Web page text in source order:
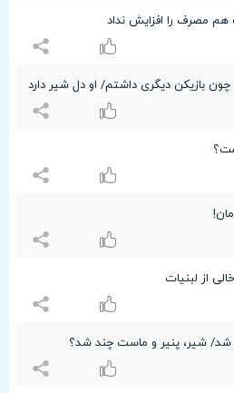
هم مصرف را افزایش نداد
چون بازیکن دیگری داشتم/ او دل شیر دارد
از لبنیات
شد/ شیر، پنیر و ماست چند شد؟